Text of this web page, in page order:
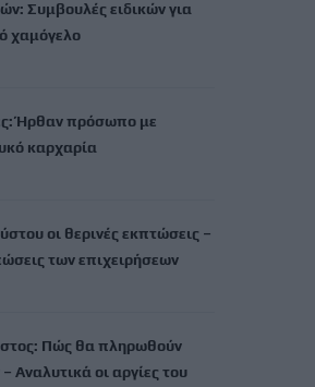
Συμβουλές ειδικών για
χαμόγελο
Ήρθαν πρόσωπο με
καρχαρία
οι θερινές εκπτώσεις –
των επιχειρήσεων
Πώς θα πληρωθούν
Αναλυτικά οι αργίες του